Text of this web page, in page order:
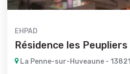
EHPAD
Résidence les Peupliers
La Penne-sur-Huveaune - 13821